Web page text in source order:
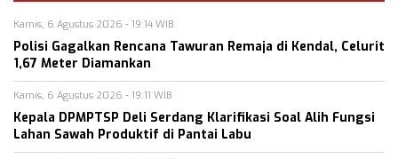
Kamis, 6 Agustus 2026 - 19:14 WIB
Polisi Gagalkan Rencana Tawuran Remaja di Kendal, Celurit
1,67 Meter Diamankan
Kamis, 6 Agustus 2026 - 19:11 WIB
Kepala DPMPTSP Deli Serdang Klarifikasi Soal Alih Fungsi
Lahan Sawah Produktif di Pantai Labu